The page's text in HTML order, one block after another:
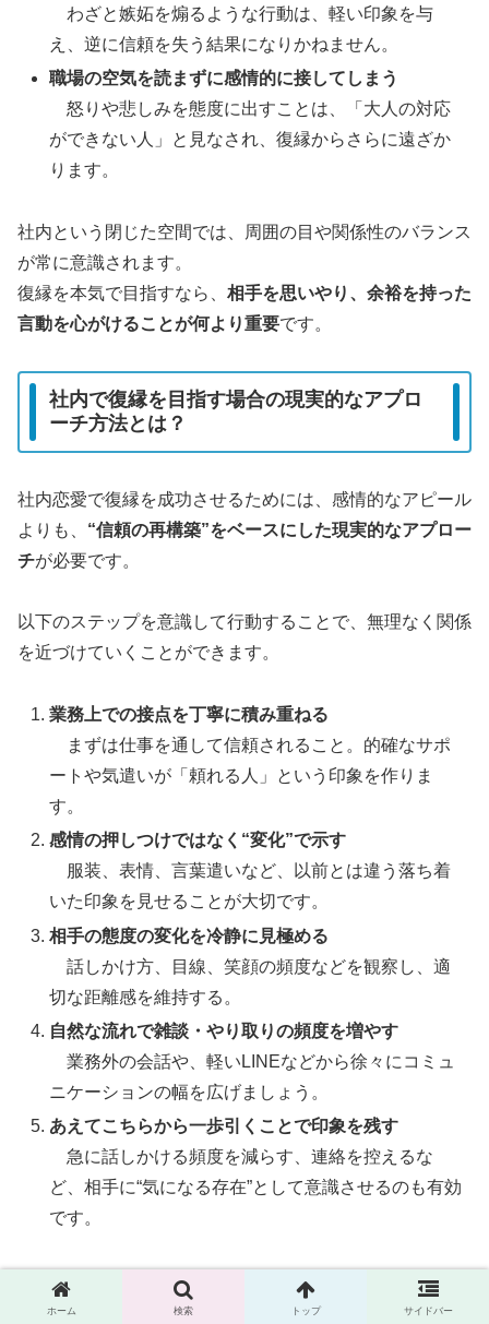
わざと嫉妬を煽るような行動は、軽い印象を与
え、逆に信頼を失う結果になりかねません。
職場の空気を読まずに感情的に接してしまう
怒りや悲しみを態度に出すことは、「大人の対応
ができない人」と見なされ、復縁からさらに遠ざか
ります。
社内という閉じた空間では、周囲の目や関係性のバランス
が常に意識されます。
復縁を本気で目指すなら、 相手を思いやり、余裕を持った
言動を心がけることが何より重要です。
社内で復縁を目指す場合の現実的なアプロ
ーチ方法とは？
社内恋愛で復縁を成功させるためには、感情的なアピール
よりも、 “信頼の再構築”をベースにした現実的なアプロー
チが必要です。
以下のステップを意識して行動することで、無理なく関係
を近づけていくことができます。
業務上での接点を丁寧に積み重ねる
まずは仕事を通して信頼されること。的確なサポ
ートや気遣いが「頼れる人」という印象を作りま
す。
感情の押しつけではなく“変化”で示す
服装、表情、言葉遣いなど、以前とは違う落ち着
いた印象を見せることが大切です。
相手の態度の変化を冷静に見極める
話しかけ方、目線、笑顔の頻度などを観察し、適
切な距離感を維持する。
自然な流れで雑談・やり取りの頻度を増やす
業務外の会話や、軽いLINEなどから徐々にコミュ
ニケーションの幅を広げましょう。
あえてこちらから一歩引くことで印象を残す
急に話しかける頻度を減らす、連絡を控えるな
ど、相手に“気になる存在”として意識させるのも有効
です。
社内では恋愛感情よりも“信頼”や“安心感”が関係性を左右
します。
ホーム 検索 トップ サイドバー